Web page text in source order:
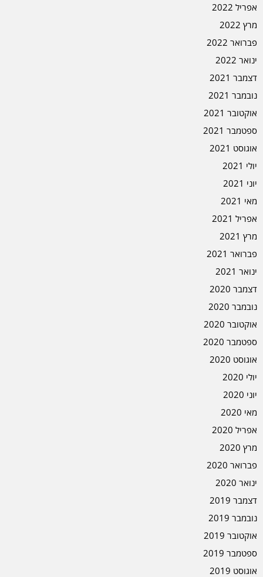
אפריל 2022
מרץ 2022
פברואר 2022
ינואר 2022
דצמבר 2021
נובמבר 2021
אוקטובר 2021
ספטמבר 2021
אוגוסט 2021
יולי 2021
יוני 2021
מאי 2021
אפריל 2021
מרץ 2021
פברואר 2021
ינואר 2021
דצמבר 2020
נובמבר 2020
אוקטובר 2020
ספטמבר 2020
אוגוסט 2020
יולי 2020
יוני 2020
מאי 2020
אפריל 2020
מרץ 2020
פברואר 2020
ינואר 2020
דצמבר 2019
נובמבר 2019
אוקטובר 2019
ספטמבר 2019
אוגוסט 2019